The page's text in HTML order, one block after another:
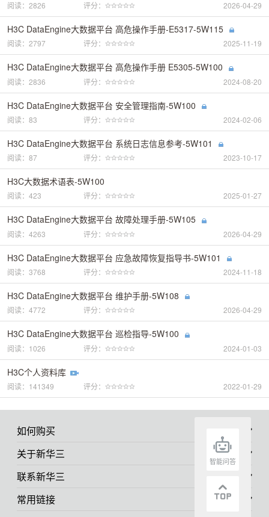
阅读：2826 评分： 2026-04-29
H3C DataEngine大数据平台 高危操作手册-E5317-5W115
阅读：2797 评分： 2025-11-19
H3C DataEngine大数据平台 高危操作手册 E5305-5W100
阅读：2836 评分： 2024-08-20
H3C DataEngine大数据平台 安全管理指南-5W100
阅读：83 评分： 2024-02-06
H3C DataEngine大数据平台 系统日志信息参考-5W101
阅读：87 评分： 2023-10-17
H3C大数据术语表-5W100
阅读：423 评分： 2025-01-27
H3C DataEngine大数据平台 故障处理手册-5W105
阅读：4263 评分： 2026-04-29
H3C DataEngine大数据平台 应急故障恢复指导书-5W101
阅读：3768 评分： 2024-11-18
H3C DataEngine大数据平台 维护手册-5W108
阅读：4772 评分： 2026-04-29
H3C DataEngine大数据平台 巡检指导-5W100
阅读：1026 评分： 2024-01-03
H3C个人资料库
阅读：141349 评分： 2022-01-29
如何购买
关于新华三
联系新华三
常用链接
智能问答